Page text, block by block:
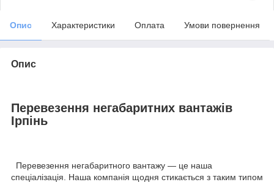
Опис Характеристики Оплата Умови повернення
Опис
Перевезення негабаритних вантажів
Ірпінь
Перевезення негабаритного вантажу — це наша
спеціалізація. Наша компанія щодня стикається з таким типом